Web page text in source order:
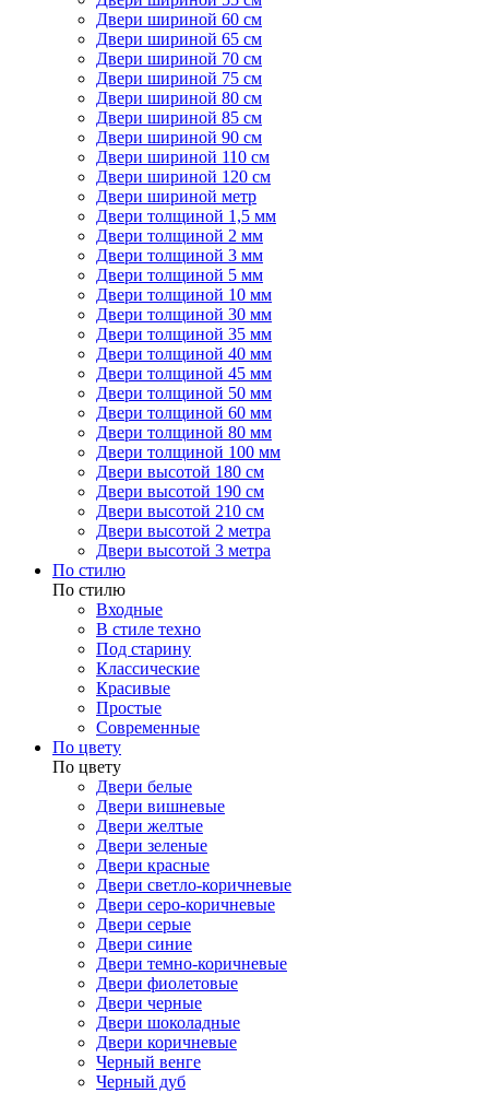
Двери шириной 60 см
Двери шириной 65 см
Двери шириной 70 см
Двери шириной 75 см
Двери шириной 80 см
Двери шириной 85 см
Двери шириной 90 см
Двери шириной 110 см
Двери шириной 120 см
Двери шириной метр
Двери толщиной 1,5 мм
Двери толщиной 2 мм
Двери толщиной 3 мм
Двери толщиной 5 мм
Двери толщиной 10 мм
Двери толщиной 30 мм
Двери толщиной 35 мм
Двери толщиной 40 мм
Двери толщиной 45 мм
Двери толщиной 50 мм
Двери толщиной 60 мм
Двери толщиной 80 мм
Двери толщиной 100 мм
Двери высотой 180 см
Двери высотой 190 см
Двери высотой 210 см
Двери высотой 2 метра
Двери высотой 3 метра
По стилю
По стилю
Входные
В стиле техно
Под старину
Классические
Красивые
Простые
Современные
По цвету
По цвету
Двери белые
Двери вишневые
Двери желтые
Двери зеленые
Двери красные
Двери светло-коричневые
Двери серо-коричневые
Двери серые
Двери синие
Двери темно-коричневые
Двери фиолетовые
Двери черные
Двери шоколадные
Двери коричневые
Черный венге
Черный дуб